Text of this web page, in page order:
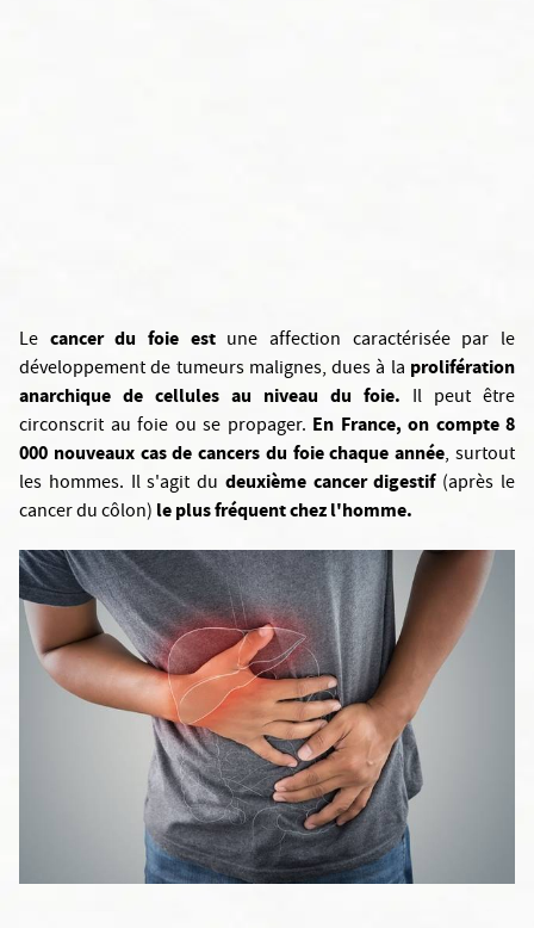
Le cancer du foie est une affection caractérisée par le
développement de tumeurs malignes, dues à la prolifération
anarchique de cellules au niveau du foie. Il peut être
circonscrit au foie ou se propager. En France, on compte 8
000 nouveaux cas de cancers du foie chaque année, surtout
les hommes. Il s'agit du deuxième cancer digestif (après le
cancer du côlon) le plus fréquent chez l'homme.